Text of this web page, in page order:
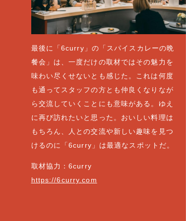
最後に「6curry」の「スパイスカレーの晩
餐会」は、一度だけの取材ではその魅力を
味わい尽くせないとも感じた。これは何度
も通ってスタッフの方とも仲良くなりなが
ら交流していくことにも意味がある。ゆえ
に再び訪れたいと思った。おいしい料理は
もちろん、人との交流や新しい趣味を見つ
けるのに「6curry」は最適なスポットだ。
取材協力：6curry
https://6curry.com